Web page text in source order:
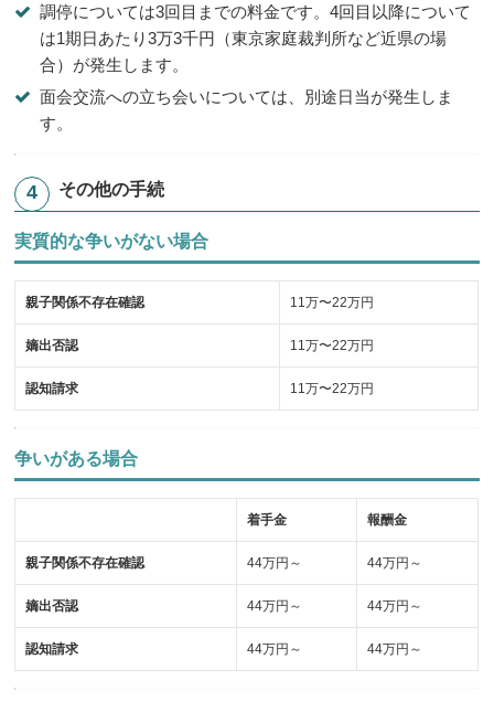
調停については3回目までの料金です。4回目以降について
は1期日あたり3万3千円（東京家庭裁判所など近県の場
合）が発生します。
面会交流への立ち会いについては、別途日当が発生しま
す。
その他の手続
実質的な争いがない場合
親子関係不存在確認 11万〜22万円
嫡出否認 11万〜22万円
認知請求 11万〜22万円
争いがある場合
着手金 報酬金
親子関係不存在確認 44万円～ 44万円～
嫡出否認 44万円～ 44万円～
認知請求 44万円～ 44万円～